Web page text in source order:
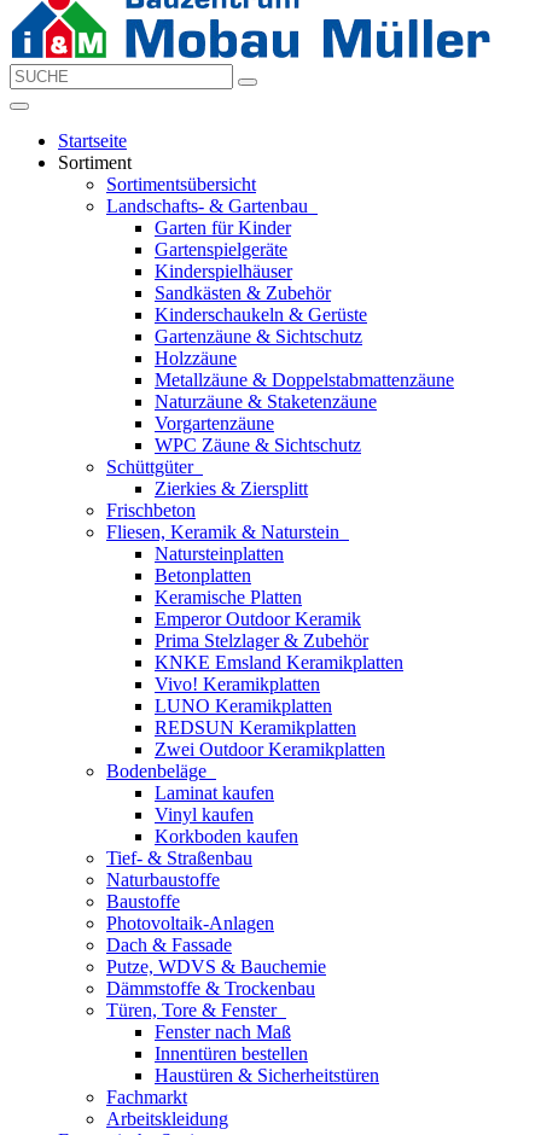
Startseite
Sortiment
Sortimentsübersicht
Landschafts- & Gartenbau
Garten für Kinder
Gartenspielgeräte
Kinderspielhäuser
Sandkästen & Zubehör
Kinderschaukeln & Gerüste
Gartenzäune & Sichtschutz
Holzzäune
Metallzäune & Doppelstabmattenzäune
Naturzäune & Staketenzäune
Vorgartenzäune
WPC Zäune & Sichtschutz
Schüttgüter
Zierkies & Ziersplitt
Frischbeton
Fliesen, Keramik & Naturstein
Natursteinplatten
Betonplatten
Keramische Platten
Emperor Outdoor Keramik
Prima Stelzlager & Zubehör
KNKE Emsland Keramikplatten
Vivo! Keramikplatten
LUNO Keramikplatten
REDSUN Keramikplatten
Zwei Outdoor Keramikplatten
Bodenbeläge
Laminat kaufen
Vinyl kaufen
Korkboden kaufen
Tief- & Straßenbau
Naturbaustoffe
Baustoffe
Photovoltaik-Anlagen
Dach & Fassade
Putze, WDVS & Bauchemie
Dämmstoffe & Trockenbau
Türen, Tore & Fenster
Fenster nach Maß
Innentüren bestellen
Haustüren & Sicherheitstüren
Fachmarkt
Arbeitskleidung